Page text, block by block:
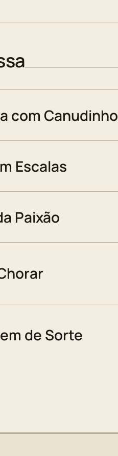
com Canudinho
Escalas
Paixão
de Sorte